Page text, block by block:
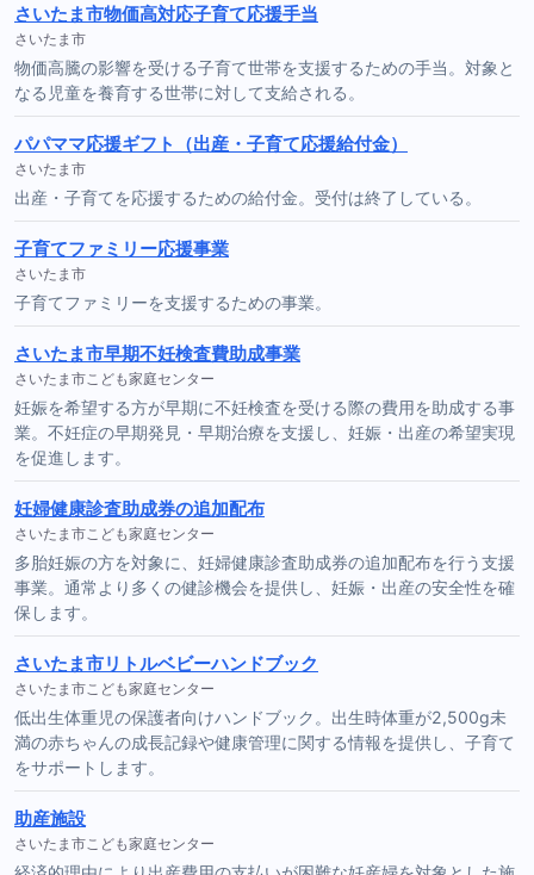
さいたま市物価高対応子育て応援手当
さいたま市
物価高騰の影響を受ける子育て世帯を支援するための手当。対象と
なる児童を養育する世帯に対して支給される。
パパママ応援ギフト（出産・子育て応援給付金）
さいたま市
出産・子育てを応援するための給付金。受付は終了している。
子育てファミリー応援事業
さいたま市
子育てファミリーを支援するための事業。
さいたま市早期不妊検査費助成事業
さいたま市こども家庭センター
妊娠を希望する方が早期に不妊検査を受ける際の費用を助成する事
業。不妊症の早期発見・早期治療を支援し、妊娠・出産の希望実現
を促進します。
妊婦健康診査助成券の追加配布
さいたま市こども家庭センター
多胎妊娠の方を対象に、妊婦健康診査助成券の追加配布を行う支援
事業。通常より多くの健診機会を提供し、妊娠・出産の安全性を確
保します。
さいたま市リトルベビーハンドブック
さいたま市こども家庭センター
低出生体重児の保護者向けハンドブック。出生時体重が2,500g未
満の赤ちゃんの成長記録や健康管理に関する情報を提供し、子育て
をサポートします。
助産施設
さいたま市こども家庭センター